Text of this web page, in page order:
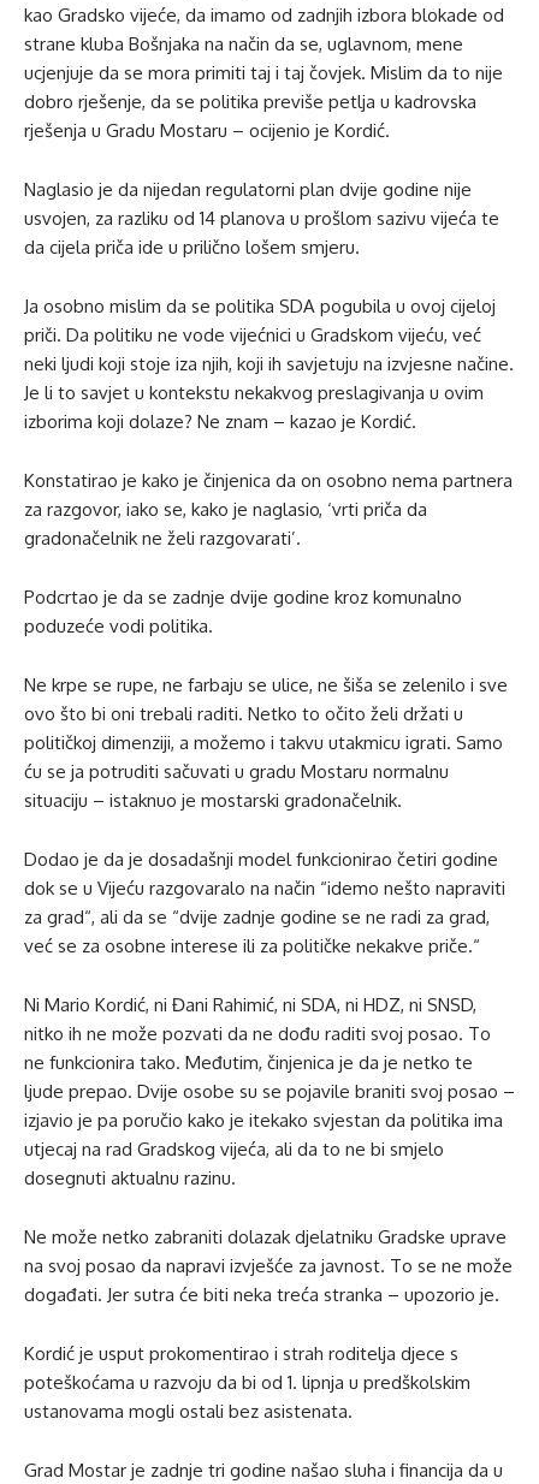
kao Gradsko vijeće, da imamo od zadnjih izbora blokade od
strane kluba Bošnjaka na način da se, uglavnom, mene
ucjenjuje da se mora primiti taj i taj čovjek. Mislim da to nije
dobro rješenje, da se politika previše petlja u kadrovska
rješenja u Gradu Mostaru – ocijenio je Kordić.
Naglasio je da nijedan regulatorni plan dvije godine nije
usvojen, za razliku od 14 planova u prošlom sazivu vijeća te
da cijela priča ide u prilično lošem smjeru.
Ja osobno mislim da se politika SDA pogubila u ovoj cijeloj
priči. Da politiku ne vode vijećnici u Gradskom vijeću, već
neki ljudi koji stoje iza njih, koji ih savjetuju na izvjesne načine.
Je li to savjet u kontekstu nekakvog preslagivanja u ovim
izborima koji dolaze? Ne znam – kazao je Kordić.
Konstatirao je kako je činjenica da on osobno nema partnera
za razgovor, iako se, kako je naglasio, ‘vrti priča da
gradonačelnik ne želi razgovarati’.
Podcrtao je da se zadnje dvije godine kroz komunalno
poduzeće vodi politika.
Ne krpe se rupe, ne farbaju se ulice, ne šiša se zelenilo i sve
ovo što bi oni trebali raditi. Netko to očito želi držati u
političkoj dimenziji, a možemo i takvu utakmicu igrati. Samo
ću se ja potruditi sačuvati u gradu Mostaru normalnu
situaciju – istaknuo je mostarski gradonačelnik.
Dodao je da je dosadašnji model funkcionirao četiri godine
dok se u Vijeću razgovaralo na način “idemo nešto napraviti
za grad“, ali da se “dvije zadnje godine se ne radi za grad,
već se za osobne interese ili za političke nekakve priče.“
Ni Mario Kordić, ni Đani Rahimić, ni SDA, ni HDZ, ni SNSD,
nitko ih ne može pozvati da ne dođu raditi svoj posao. To
ne funkcionira tako. Međutim, činjenica je da je netko te
ljude prepao. Dvije osobe su se pojavile braniti svoj posao –
izjavio je pa poručio kako je itekako svjestan da politika ima
utjecaj na rad Gradskog vijeća, ali da to ne bi smjelo
dosegnuti aktualnu razinu.
Ne može netko zabraniti dolazak djelatniku Gradske uprave
na svoj posao da napravi izvješće za javnost. To se ne može
događati. Jer sutra će biti neka treća stranka – upozorio je.
Kordić je usput prokomentirao i strah roditelja djece s
poteškoćama u razvoju da bi od 1. lipnja u predškolskim
ustanovama mogli ostali bez asistenata.
Grad Mostar je zadnje tri godine našao sluha i financija da u